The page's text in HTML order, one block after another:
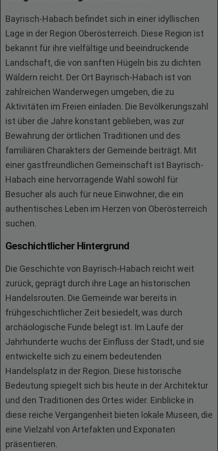
Bayrisch-Habach befindet sich in einer idyllischen
Lage in der Region Oberösterreich. Diese Region ist
bekannt für ihre vielfältige und beeindruckende
Landschaft, die von sanften Hügeln bis zu dichten
Wäldern reicht. Der Ort Bayrisch-Habach ist von
zahlreichen Wanderwegen umgeben, die zu
Aktivitäten im Freien einladen. Die Bevölkerungszahl
ist über die Jahre konstant geblieben, was zur
Bewahrung der örtlichen Traditionen und des
familiären Charakters der Gemeinde beiträgt. Mit
einer gastfreundlichen Gemeinschaft ist Bayrisch-
Habach eine hervorragende Wahl sowohl für
Besucher als auch für neue Einwohner, die ein
authentisches Leben im Herzen von Oberösterreich
suchen.
Geschichtlicher Hintergrund
Die Geschichte von Bayrisch-Habach reicht weit
zurück, geprägt durch ihre Lage an historischen
Handelsrouten. Die Gemeinde war bereits in
frühgeschichtlicher Zeit besiedelt, was durch
archäologische Funde belegt ist. Im Laufe der
Jahrhunderte wuchs der Einfluss der Stadt, und sie
entwickelte sich zu einem bedeutenden
Handelsplatz in der Region. Diese historische
Bedeutung spiegelt sich bis heute in der Architektur
und den Traditionen des Ortes wider. Einblicke in
diese reiche Vergangenheit bieten lokale Museen, die
eine Vielzahl von Artefakten und Exponaten
präsentieren.